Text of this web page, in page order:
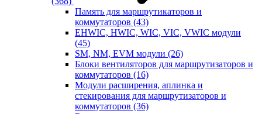
Память для маршрутикаторов и
коммутаторов (43)
EHWIC, HWIC, WIC, VIC, VWIC модули
(45)
SM, NM, EVM модули (26)
Блоки вентиляторов для маршрутизаторов и
коммутаторов (16)
Модули расширения, аплинка и
стекирования для маршрутизаторов и
коммутаторов (36)